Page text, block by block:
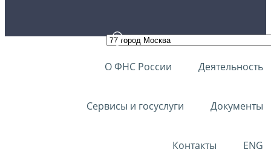
О ФНС России Деятельность
Сервисы и госуслуги Документы
Контакты ENG